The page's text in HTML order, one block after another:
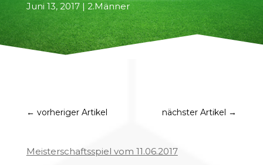
Juni 13, 2017| 2.Männer
← vorheriger Artikel nächster Artikel →
Meisterschaftsspiel vom 11.06.2017